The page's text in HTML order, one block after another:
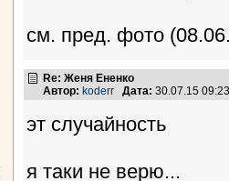
см. пред. фото
Re: Женя Ененко
Автор: koderr Дата: 30.07.15
эт случайность
я таки не верю...